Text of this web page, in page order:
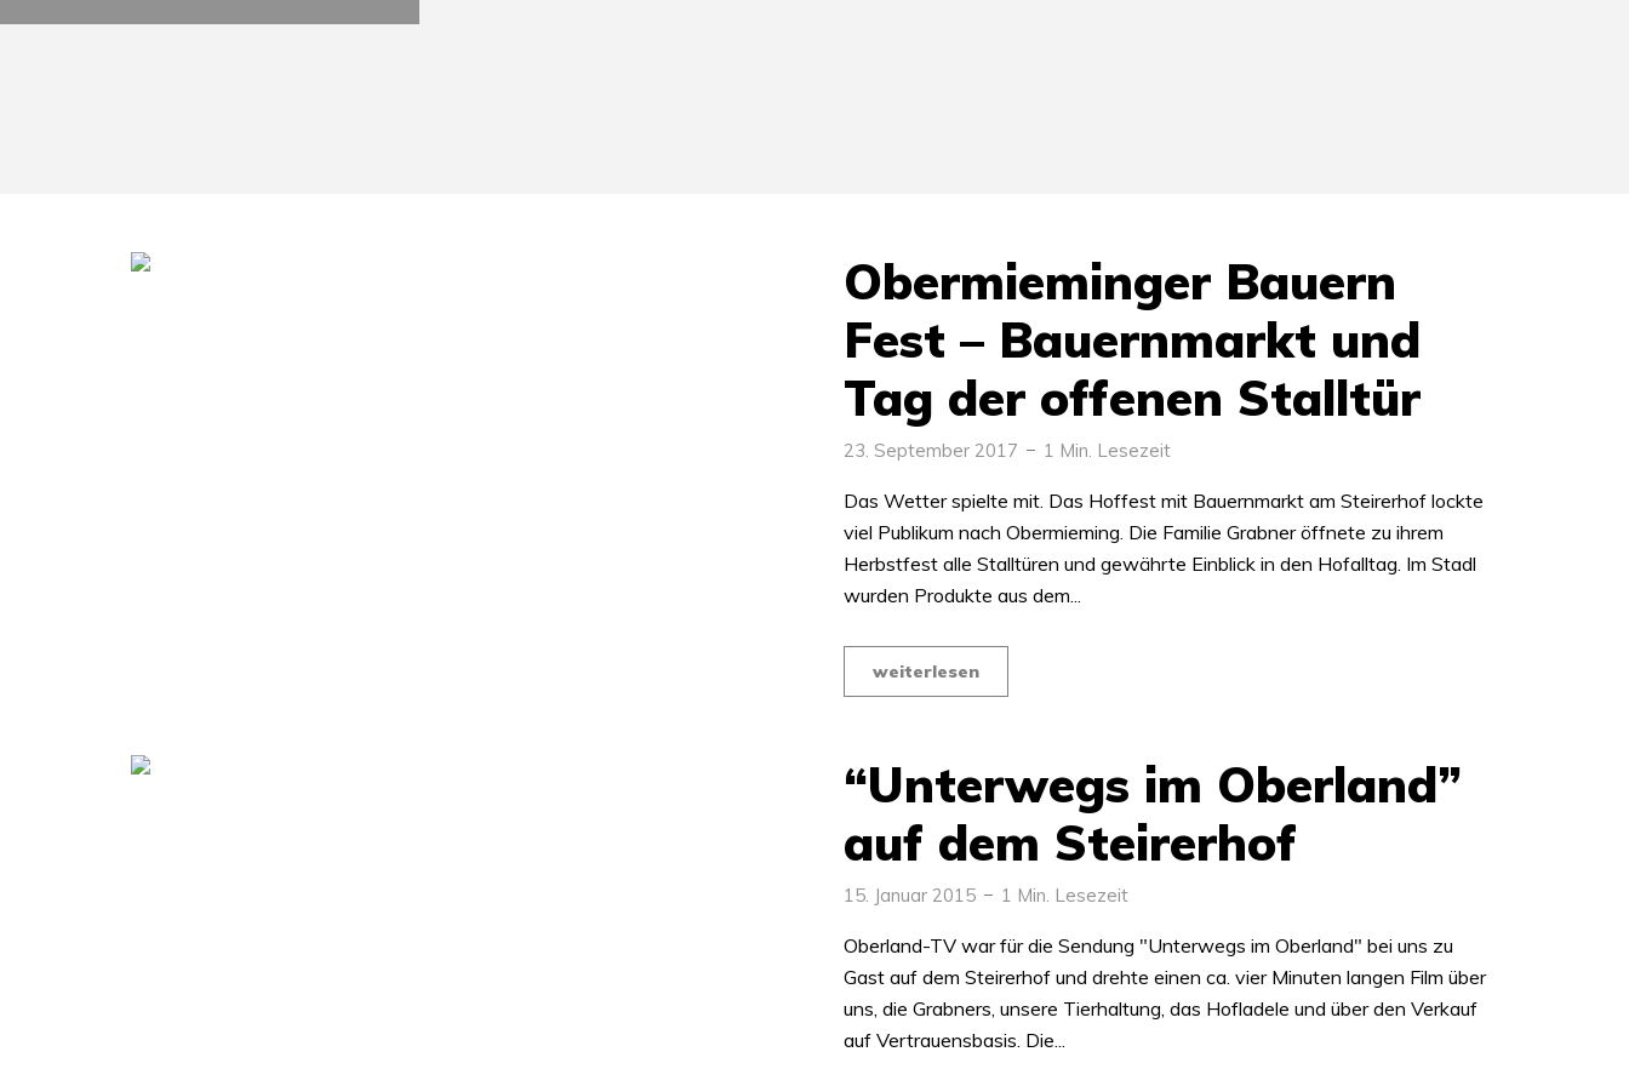
Obermieminger Bauern
Fest – Bauernmarkt und
Tag der offenen Stalltür
23. September 2017 1 Min. Lesezeit
Das Wetter spielte mit. Das Hoffest mit Bauernmarkt am Steirerhof lockte
viel Publikum nach Obermieming. Die Familie Grabner öffnete zu ihrem
Herbstfest alle Stalltüren und gewährte Einblick in den Hofalltag. Im Stadl
wurden Produkte aus dem...
weiterlesen
“Unterwegs im Oberland”
auf dem Steirerhof
15. Januar 2015 1 Min. Lesezeit
Oberland-TV war für die Sendung "Unterwegs im Oberland" bei uns zu
Gast auf dem Steirerhof und drehte einen ca. vier Minuten langen Film über
uns, die Grabners, unsere Tierhaltung, das Hofladele und über den Verkauf
auf Vertrauensbasis. Die...